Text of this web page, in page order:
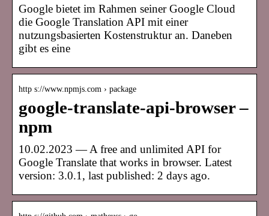
Google bietet im Rahmen seiner Google Cloud
die Google Translation API mit einer
nutzungsbasierten Kostenstruktur an. Daneben
gibt es eine
http s://www.npmjs.com › package
google-translate-api-browser –
npm
10.02.2023 — A free and unlimited API for
Google Translate that works in browser. Latest
version: 3.0.1, last published: 2 days ago.